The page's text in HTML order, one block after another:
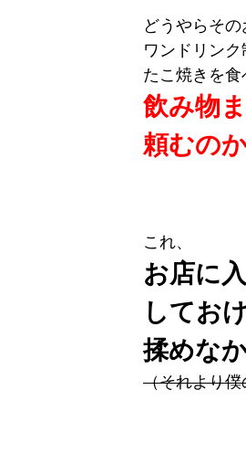
どうやらその
ワンドリン
たこ焼きを
飲み物
頼むの
これ、
お店に
してお
揉めな
（それより